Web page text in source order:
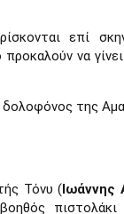
επί
προκαλούν να
δολοφόνος της
Τόνυ (Ιωάννης
Το 6ο Διεθνές
Κινηματογραφικό
Αγρινίου «Οι
διήμερες προβολές
και την πρώτη
Πρόγραμμα
συλλογή
παρούσα δίγλωσση
της
και η